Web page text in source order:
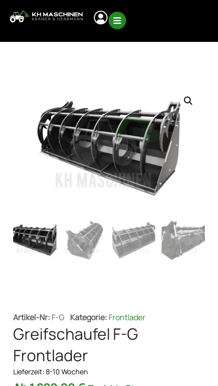
Artikel-Nr: F-G Kategorie: Frontlader
Greifschaufel F-G
Frontlader
Lieferzeit: 8-10 Wochen